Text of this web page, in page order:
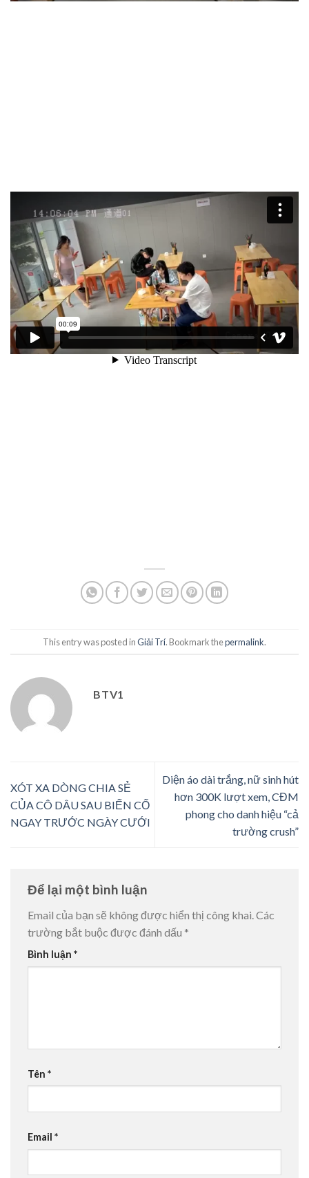
This entry was posted inGiải Trí. Bookmark thepermalink.
BTV1
XÓT XA DÒNG CHIA SẺ
CỦA CÔ DÂU SAU BIẾN CỐ
NGAY TRƯỚC NGÀY CƯỚI
Diện áo dài trắng, nữ sinh hút
hơn 300K lượt xem, CĐM
phong cho danh hiệu “cả
trường crush”
Để lại một bình luận
Email của bạn sẽ không được hiển thị công khai.Các
trường bắt buộc được đánh dấu *
Bình luận *
Tên *
Email *